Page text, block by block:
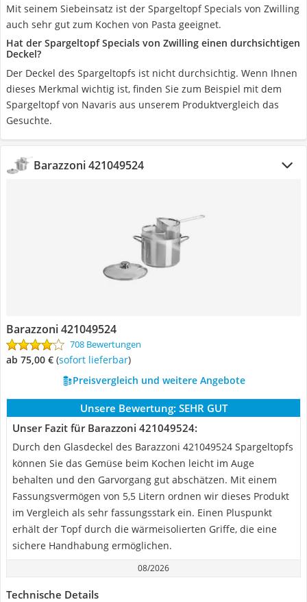
Mit seinem Siebeinsatz ist der Spargeltopf Specials von Zwilling
auch sehr gut zum Kochen von Pasta geeignet.
Hat der Spargeltopf Specials von Zwilling einen durchsichtigen
Deckel?
Der Deckel des Spargeltopfs ist nicht durchsichtig. Wenn Ihnen
dieses Merkmal wichtig ist, finden Sie zum Beispiel mit dem
Spargeltopf von Navaris aus unserem Produktvergleich das
Gesuchte.
Barazzoni 421049524
Barazzoni 421049524
708 Bewertungen
ab 75,00 € ( Sofort lieferbar)
Preisvergleich und weitere Angebote
Unsere Bewertung: SEHR GUT
Unser Fazit für Barazzoni 421049524:
Durch den Glasdeckel des Barazzoni 421049524 Spargeltopfs
können Sie das Gemüse beim Kochen leicht im Auge
behalten und den Garvorgang gut abschätzen. Mit einem
Fassungsvermögen von 5,5 Litern ordnen wir dieses Produkt
im Vergleich als sehr fassungsstark ein. Einen Pluspunkt
erhält der Topf durch die wärmeisolierten Griffe, die eine
sichere Handhabung ermöglichen.
08/2026
Technische Details